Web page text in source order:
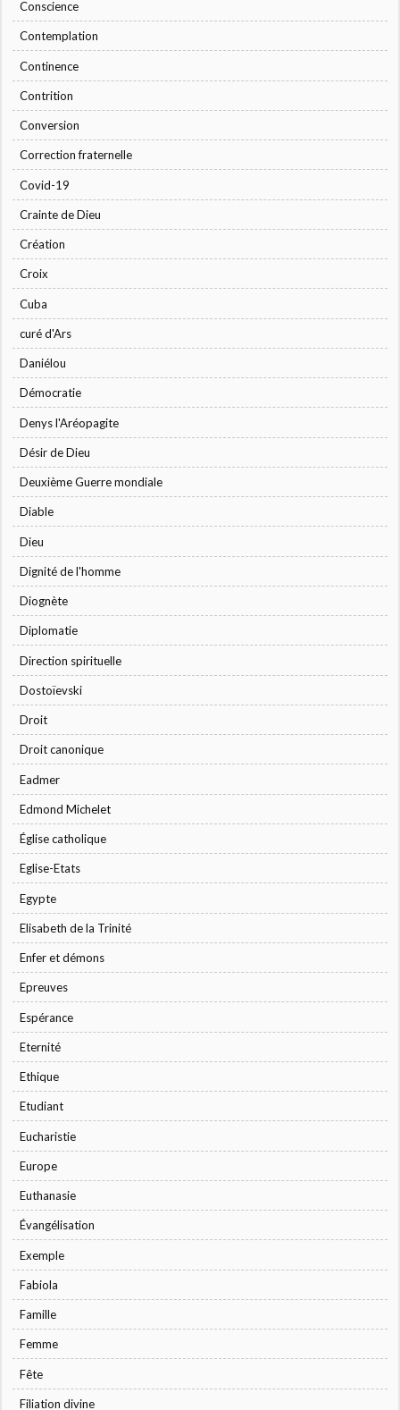
Conscience
Contemplation
Continence
Contrition
Conversion
Correction fraternelle
Covid-19
Crainte de Dieu
Création
Croix
Cuba
curé d'Ars
Daniélou
Démocratie
Denys l'Aréopagite
Désir de Dieu
Deuxième Guerre mondiale
Diable
Dieu
Dignité de l'homme
Diognète
Diplomatie
Direction spirituelle
Dostoïevski
Droit
Droit canonique
Eadmer
Edmond Michelet
Église catholique
Eglise-Etats
Egypte
Elisabeth de la Trinité
Enfer et démons
Epreuves
Espérance
Eternité
Ethique
Etudiant
Eucharistie
Europe
Euthanasie
Évangélisation
Exemple
Fabiola
Famille
Femme
Fête
Filiation divine